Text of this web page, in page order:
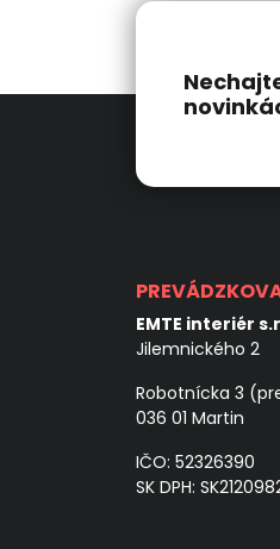
EMTE interiér
Jilemnického 2
Robotnícka 3
036 01 Martin
IČO: 52326390
SK DPH: